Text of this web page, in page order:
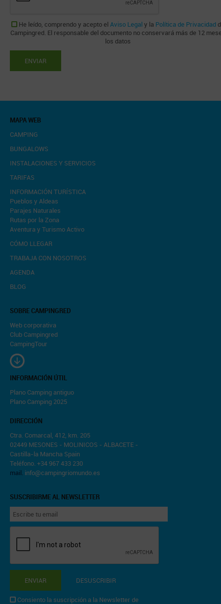
He leído, comprendo y acepto elAviso Legal y la Política de Privacidad
Campingred. El responsable del documento no conservará más de 12
los datos
ENVIAR
MAPA WEB
CAMPING
BUNGALOWS
INSTALACIONES Y SERVICIOS
TARIFAS
INFORMACIÓN TURÍSTICA
Pueblos y Aldeas
Parajes Naturales
Rutas por la Zona
Aventura y Turismo Activo
CÓMO LLEGAR
TRABAJA CON NOSOTROS
AGENDA
BLOG
SOBRE CAMPINGRED
Web corporativa
Club Campingred
CampingTour
INFORMACIÓN ÚTIL
Plano Camping antiguo
Plano Camping 2025
DIRECCIÓN
Ctra. Comarcal, 412, km. 205
02449 MESONES - MOLINICOS - ALBACETE -
Castilla-la Mancha Spain
Teléfono. +34 967 433 230
mail. info@campingriomundo.es
SUSCRIBIRME AL NEWSLETTER
ENVIAR DESUSCRIBIR
Consiento la suscripción a la Newsletter de